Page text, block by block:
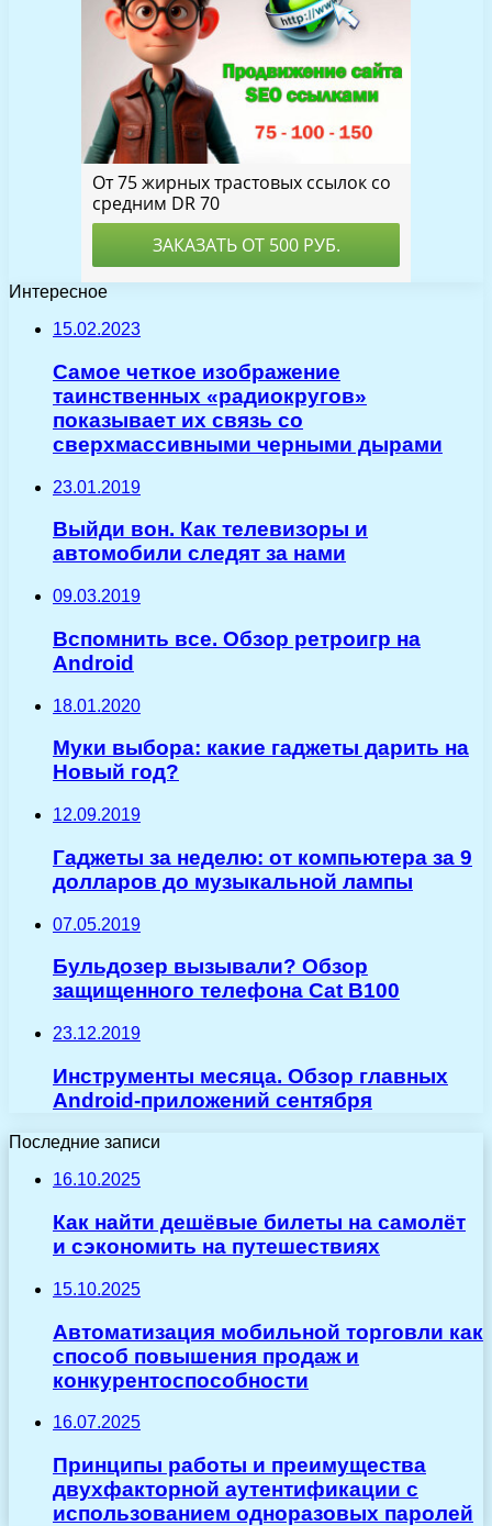
Интересное
15.02.2023
Самое четкое изображение
таинственных «радиокругов»
показывает их связь со
сверхмассивными черными дырами
23.01.2019
Выйди вон. Как телевизоры и
автомобили следят за нами
09.03.2019
Вспомнить все. Обзор ретроигр на
Android
18.01.2020
Муки выбора: какие гаджеты дарить на
Новый год?
12.09.2019
Гаджеты за неделю: от компьютера за 9
долларов до музыкальной лампы
07.05.2019
Бульдозер вызывали? Обзор
защищенного телефона Cat B100
23.12.2019
Инструменты месяца. Обзор главных
Android-приложений сентября
Последние записи
16.10.2025
Как найти дешёвые билеты на самолёт
и сэкономить на путешествиях
15.10.2025
Автоматизация мобильной торговли как
способ повышения продаж и
конкурентоспособности
16.07.2025
Принципы работы и преимущества
двухфакторной аутентификации с
использованием одноразовых паролей